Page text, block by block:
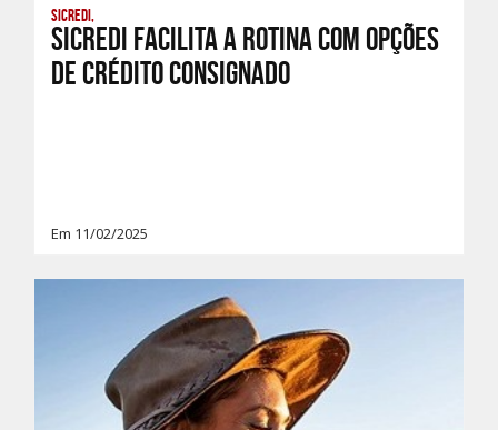
Sicredi,
Sicredi facilita a rotina com opções
de Crédito Consignado
Em 11/02/2025